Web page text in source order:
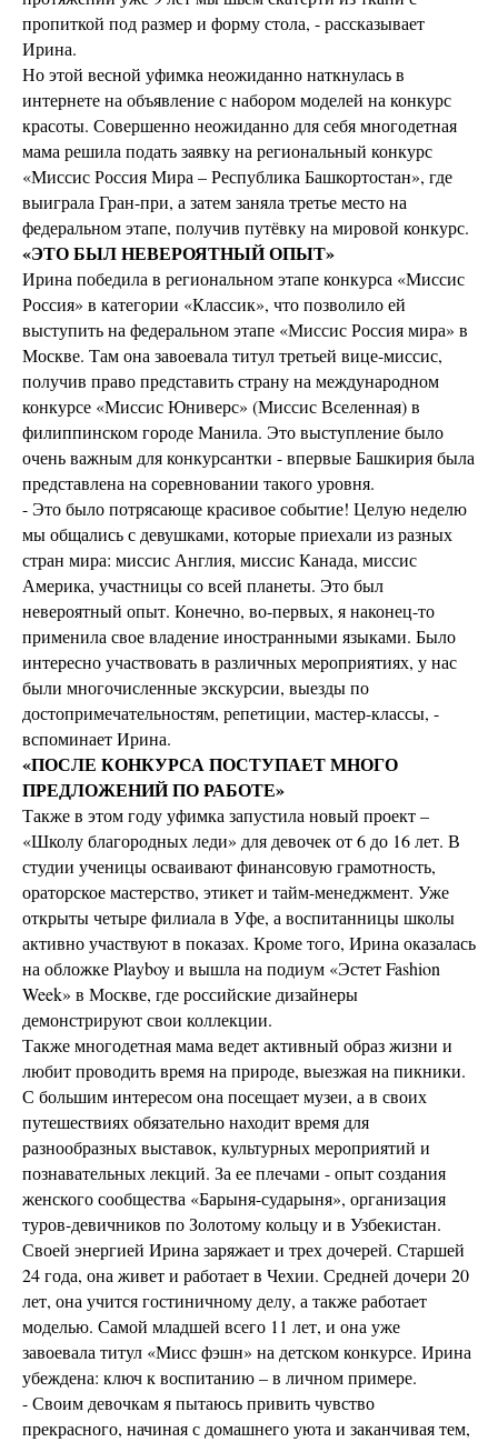
пропиткой под размер и форму стола, - рассказывает
Ирина.
Но этой весной уфимка неожиданно наткнулась в
интернете на объявление с набором моделей на конкурс
красоты. Совершенно неожиданно для себя многодетная
мама решила подать заявку на региональный конкурс
«Миссис Россия Мира – Республика Башкортостан», где
выиграла Гран-при, а затем заняла третье место на
федеральном этапе, получив путёвку на мировой конкурс.
«ЭТО БЫЛ НЕВЕРОЯТНЫЙ ОПЫТ»
Ирина победила в региональном этапе конкурса «Миссис
Россия» в категории «Классик», что позволило ей
выступить на федеральном этапе «Миссис Россия мира» в
Москве. Там она завоевала титул третьей вице-миссис,
получив право представить страну на международном
конкурсе «Миссис Юниверс» (Миссис Вселенная) в
филиппинском городе Манила. Это выступление было
очень важным для конкурсантки - впервые Башкирия была
представлена на соревновании такого уровня.
- Это было потрясающе красивое событие! Целую неделю
мы общались с девушками, которые приехали из разных
стран мира: миссис Англия, миссис Канада, миссис
Америка, участницы со всей планеты. Это был
невероятный опыт. Конечно, во-первых, я наконец-то
применила свое владение иностранными языками. Было
интересно участвовать в различных мероприятиях, у нас
были многочисленные экскурсии, выезды по
достопримечательностям, репетиции, мастер-классы, -
вспоминает Ирина.
«ПОСЛЕ КОНКУРСА ПОСТУПАЕТ МНОГО
ПРЕДЛОЖЕНИЙ ПО РАБОТЕ»
Также в этом году уфимка запустила новый проект –
«Школу благородных леди» для девочек от 6 до 16 лет. В
студии ученицы осваивают финансовую грамотность,
ораторское мастерство, этикет и тайм-менеджмент. Уже
открыты четыре филиала в Уфе, а воспитанницы школы
активно участвуют в показах. Кроме того, Ирина оказалась
на обложке Playboy и вышла на подиум «Эстет Fashion
Week» в Москве, где российские дизайнеры
демонстрируют свои коллекции.
Также многодетная мама ведет активный образ жизни и
любит проводить время на природе, выезжая на пикники.
С большим интересом она посещает музеи, а в своих
путешествиях обязательно находит время для
разнообразных выставок, культурных мероприятий и
познавательных лекций. За ее плечами - опыт создания
женского сообщества «Барыня-сударыня», организация
туров-девичников по Золотому кольцу и в Узбекистан.
Своей энергией Ирина заряжает и трех дочерей. Старшей
24 года, она живет и работает в Чехии. Средней дочери 20
лет, она учится гостиничному делу, а также работает
моделью. Самой младшей всего 11 лет, и она уже
завоевала титул «Мисс фэшн» на детском конкурсе. Ирина
убеждена: ключ к воспитанию – в личном примере.
- Своим девочкам я пытаюсь привить чувство
прекрасного, начиная с домашнего уюта и заканчивая тем,